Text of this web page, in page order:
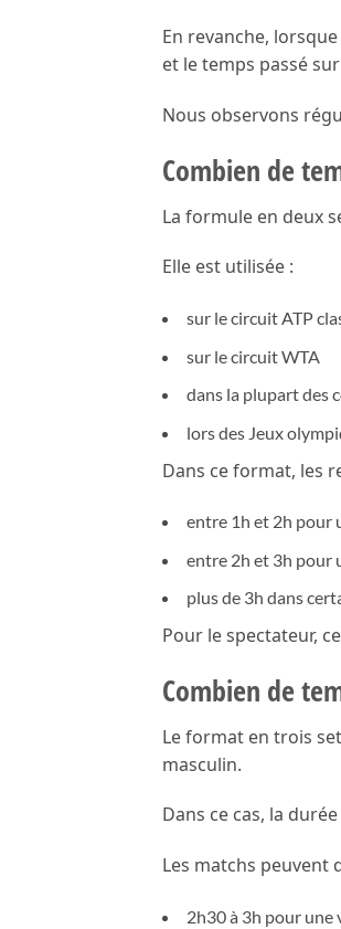
En revanche,
et le temps passé
Nous observons
Combien de
La formule en deux
Elle est utilisée :
sur le circuit ATP
sur le circuit WTA
dans la plupart des
lors des Jeux
Dans ce format, les
entre 1h et 2h pour
entre 2h et 3h pour
plus de 3h dans
Pour le spectateur,
Combien de
Le format en trois
masculin.
Dans ce cas, la
Les matchs peuvent
2h30 à 3h pour